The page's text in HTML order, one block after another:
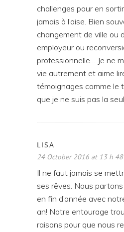
challenges pour en
jamais à l’aise. Bien
changement de ville ou
employeur ou
professionnelle… Je ne
vie autrement et aime
témoignages comme le
que je ne suis pas la
LISA
24 October 2016 at 13 h
Il ne faut jamais se
ses rêves. Nous
en fin d’année avec
an! Notre entourage
raisons pour que nous